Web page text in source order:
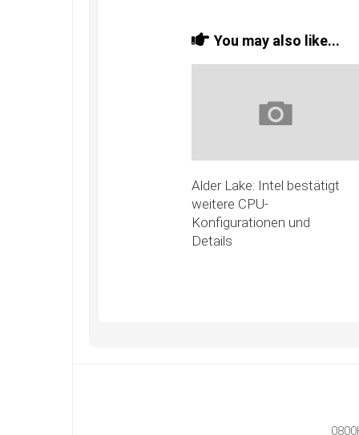
You may also like...
Alder Lake: Intel bestätigt
weitere CPU-
Konfigurationen und
Details